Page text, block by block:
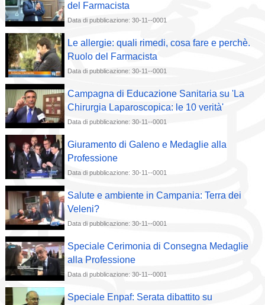
del Farmacista
Data di pubblicazione: 30-11--0001
Le allergie: quali rimedi, cosa fare e perchè.
Ruolo del Farmacista
Data di pubblicazione: 30-11--0001
Campagna di Educazione Sanitaria su 'La
Chirurgia Laparoscopica: le 10 verità'
Data di pubblicazione: 30-11--0001
Giuramento di Galeno e Medaglie alla
Professione
Data di pubblicazione: 30-11--0001
Salute e ambiente in Campania: Terra dei
Veleni?
Data di pubblicazione: 30-11--0001
Speciale Cerimonia di Consegna Medaglie
alla Professione
Data di pubblicazione: 30-11--0001
Speciale Enpaf: Serata dibattito su